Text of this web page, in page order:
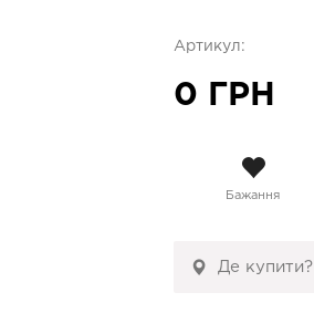
Артикул:
0 ГРН
Бажання
Де купити?